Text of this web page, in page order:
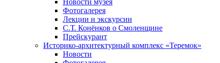
Новости музея
Фотогалерея
Лекции и экскурсии
С.Т. Конёнков о Смоленщине
Прейскурант
Историко-архитектурный комплекс «Теремок»
Новости